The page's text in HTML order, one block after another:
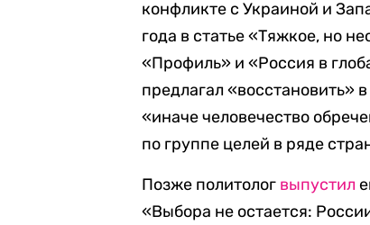
конфликте с Украиной и
года в статье «Тяжкое, но
«Профиль» и «Россия в
предлагал «восстановить»
«иначе человечество
по группе целей в ряде
Позже политолог выпустил
«Выбора не остается: